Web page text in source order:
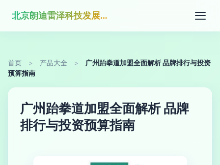
北京朗迪雷泽科技发展有限公司
首页 > 产品大全 >
广州跆拳道加盟全面解析 品牌排行与投资
预算指南
广州跆拳道加盟全面解析 品牌
排行与投资预算指南